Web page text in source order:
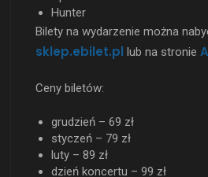
Hunter
Bilety na wydarzenie można
sklep.ebilet.pl lub na stronie
Ceny biletów:
grudzień – 69 zł
styczeń – 79 zł
luty – 89 zł
dzień koncertu – 99 zł